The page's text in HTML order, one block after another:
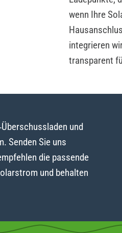
wenn Ihre
integrieren
transparent
und
Senden Sie uns
die passende
und behalten